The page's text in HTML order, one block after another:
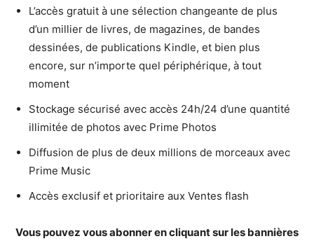
L’accès gratuit à une sélection changeante de plus
d’un millier de livres, de magazines, de bandes
dessinées, de publications Kindle, et bien plus
encore, sur n’importe quel périphérique, à tout
moment
Stockage sécurisé avec accès 24h/24 d’une quantité
illimitée de photos avec Prime Photos
Diffusion de plus de deux millions de morceaux avec
Prime Music
Accès exclusif et prioritaire aux Ventes flash
Vous pouvez vous abonner en cliquant sur les bannières